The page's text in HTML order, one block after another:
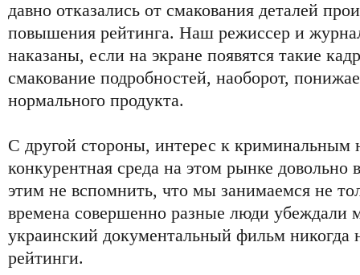
давно отказались от смакования деталей
повышения рейтинга. Наш режиссер и
наказаны, если на экране появятся такие
смакование подробностей, наоборот,
нормального продукта.
С другой стороны, интерес к криминальным
конкурентная среда на этом рынке довольно
этим не вспомнить, что мы занимаемся не
времена совершенно разные люди убеждали
украинский документальный фильм никогда
рейтинги.